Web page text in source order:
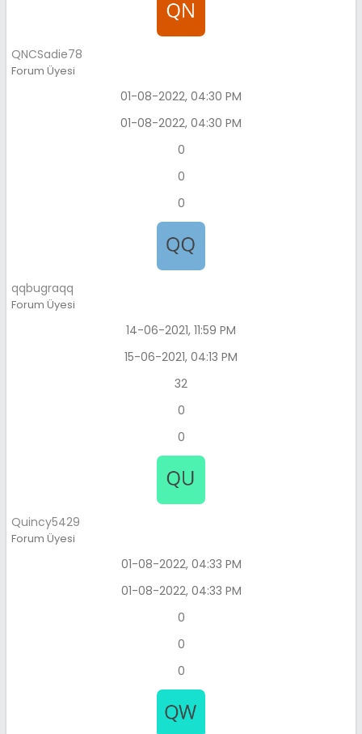
QNCSadie78
Forum Üyesi
01-08-2022, 04:30 PM
01-08-2022, 04:30 PM
0
0
0
qqbugraqq
Forum Üyesi
14-06-2021, 11:59 PM
15-06-2021, 04:13 PM
32
0
0
Quincy5429
Forum Üyesi
01-08-2022, 04:33 PM
01-08-2022, 04:33 PM
0
0
0